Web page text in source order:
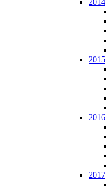
2014
2015
2016
2017